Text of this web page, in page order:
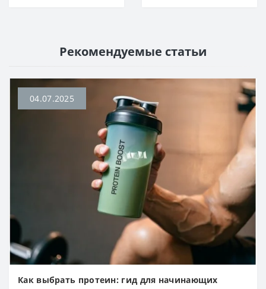
Рекомендуемые статьи
04.07.2025
Как выбрать протеин: гид для начинающих